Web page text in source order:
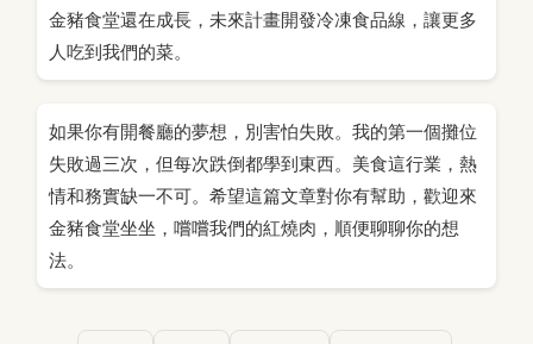
金豬食堂還在成長，未來計畫開發冷凍食品線，讓更多
人吃到我們的菜。
如果你有開餐廳的夢想，別害怕失敗。我的第一個攤位
失敗過三次，但每次跌倒都學到東西。美食這行業，熱
情和務實缺一不可。希望這篇文章對你有幫助，歡迎來
金豬食堂坐坐，嚐嚐我們的紅燒肉，順便聊聊你的想
法。